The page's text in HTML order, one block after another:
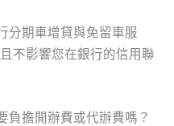
分期車增貸與免留車服
不影響您在銀行的信用聯
負擔開辦費或代辦費嗎？